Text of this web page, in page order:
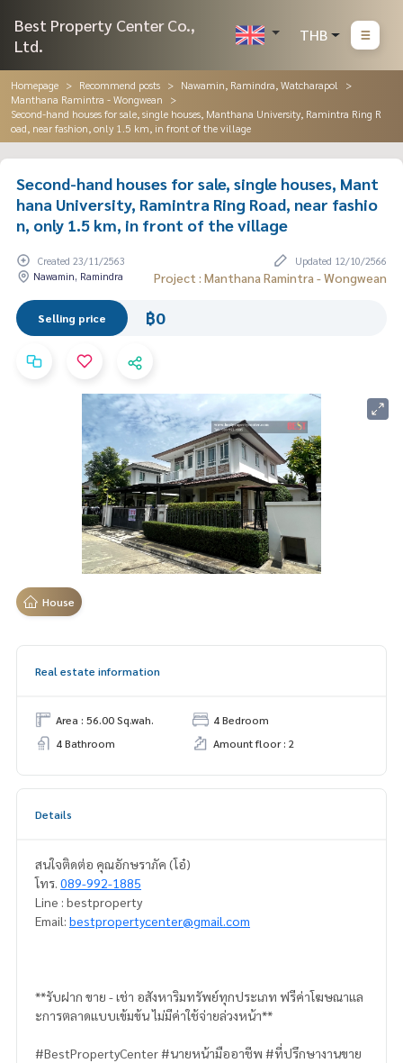
Best Property Center Co.,
Ltd.
THB
Homepage Recommend posts
Nawamin, Ramindra, Watcharapol
Manthana Ramintra - Wongwean
Second-hand houses for sale, single houses, Manthana University, Ramintra Ring R
oad, near fashion, only 1.5 km, in front of the village
Second-hand houses for sale, single houses, Mant
hana University, Ramintra Ring Road, near fashio
n, only 1.5 km, in front of the village
Created 23/11/2563
Updated 12/10/2566
Nawamin, Ramindra
Project : Manthana Ramintra - Wongwean
Selling price ฿0
House
Real estate information
Area : 56.00 Sq.wah.
4 Bedroom
4 Bathroom
Amount floor : 2
Details
สนใจติดต่อ คุณอักษราภัค (โอ๋)
โทร. 089-992-1885
Line : bestproperty
Email: bestpropertycenter@gmail.com
**รับฝาก ขาย - เช่า อสังหาริมทรัพย์ทุกประเภท ฟรีค่าโฆษณาแล
ะการตลาดแบบเข้มข้น ไม่มีค่าใช้จ่ายล่วงหน้า**
#BestPropertyCenter #นายหน้ามืออาชีพ #ที่ปรึกษางานขาย